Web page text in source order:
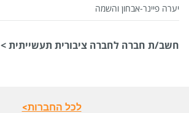
יערה פיינר-אבחון והשמה
חשב/ת חברה לחברה ציבורית תעשייתית >
לכל החברות>